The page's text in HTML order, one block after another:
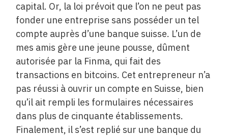
capital. Or, la loi prévoit que l’on ne peut pas
fonder une entreprise sans posséder un tel
compte auprès d’une banque suisse. L’un de
mes amis gère une jeune pousse, dûment
autorisée par la Finma, qui fait des
transactions en bitcoins. Cet entrepreneur n’a
pas réussi à ouvrir un compte en Suisse, bien
qu’il ait rempli les formulaires nécessaires
dans plus de cinquante établissements.
Finalement, il s’est replié sur une banque du